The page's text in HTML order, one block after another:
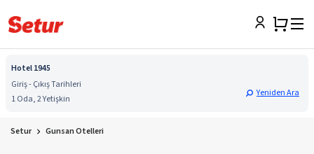
Hotel 1945
Giriş - Çıkış Tarihleri
1 Oda, 2 Yetişkin
Yeniden Ara
Setur Gunsan Otelleri